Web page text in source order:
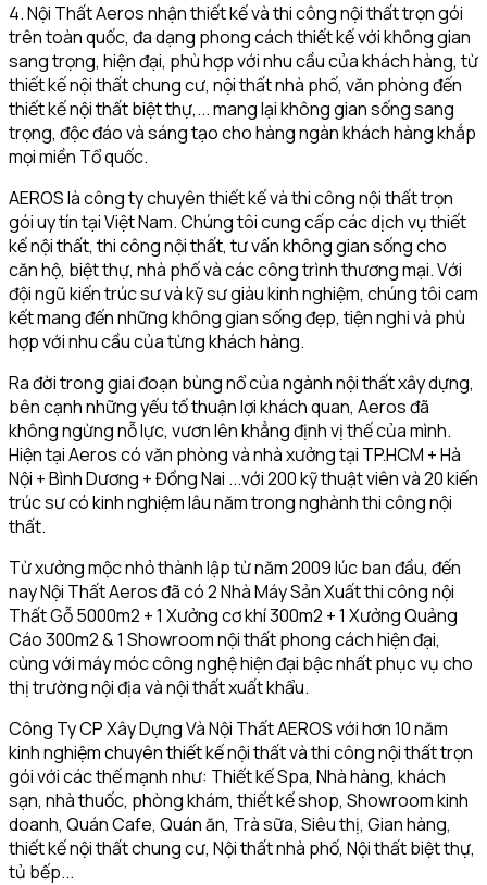
4. Nội Thất Aeros nhận thiết kế và thi công nội thất trọn gói
trên toàn quốc, đa dạng phong cách thiết kế với không gian
sang trọng, hiện đại, phù hợp với nhu cầu của khách hàng, từ
thiết kế nội thất chung cư, nội thất nhà phố, văn phòng đến
thiết kế nội thất biệt thự,... mang lại không gian sống sang
trọng, độc đáo và sáng tạo cho hàng ngàn khách hàng khắp
mọi miền Tổ quốc.
AEROS là công ty chuyên thiết kế và thi công nội thất trọn
gói uy tín tại Việt Nam. Chúng tôi cung cấp các dịch vụ thiết
kế nội thất, thi công nội thất, tư vấn không gian sống cho
căn hộ, biệt thự, nhà phố và các công trình thương mại. Với
đội ngũ kiến trúc sư và kỹ sư giàu kinh nghiệm, chúng tôi cam
kết mang đến những không gian sống đẹp, tiện nghi và phù
hợp với nhu cầu của từng khách hàng.
Ra đời trong giai đoạn bùng nổ của ngành nội thất xây dựng,
bên cạnh những yếu tố thuận lợi khách quan, Aeros đã
không ngừng nỗ lực, vươn lên khẳng định vị thế của mình.
Hiện tại Aeros có văn phòng và nhà xưởng tại TP.HCM + Hà
Nội + Bình Dương + Đồng Nai ...với 200 kỹ thuật viên và 20 kiến
trúc sư có kinh nghiệm lâu năm trong nghành thi công nội
thất.
Từ xưởng mộc nhỏ thành lập từ năm 2009 lúc ban đầu, đến
nay Nội Thất Aeros đã có 2 Nhà Máy Sản Xuất thi công nội
Thất Gỗ 5000m2 + 1 Xưởng cơ khí 300m2 + 1 Xưởng Quảng
Cáo 300m2 & 1 Showroom nội thất phong cách hiện đại,
cùng với máy móc công nghệ hiện đại bậc nhất phục vụ cho
thị trường nội địa và nội thất xuất khẩu.
Công Ty CP Xây Dựng Và Nội Thất AEROS với hơn 10 năm
kinh nghiệm chuyên thiết kế nội thất và thi công nội thất trọn
gói với các thế mạnh như: Thiết kế Spa, Nhà hàng, khách
sạn, nhà thuốc, phòng khám, thiết kế shop, Showroom kinh
doanh, Quán Cafe, Quán ăn, Trà sữa, Siêu thị, Gian hàng,
thiết kế nội thất chung cư, Nội thất nhà phố, Nội thất biệt thự,
tủ bếp...